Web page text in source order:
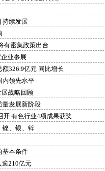
持续发展
有密集政策出台
业参展
326.9亿元 同比增长
内领先水平
战略回顾
量发展新阶段
开 有色行业4项成果获奖
镍、银、锌
基本条件
逾210亿元